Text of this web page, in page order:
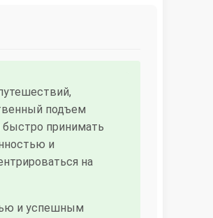
подъем
быстро принимать
и
на
и успешным